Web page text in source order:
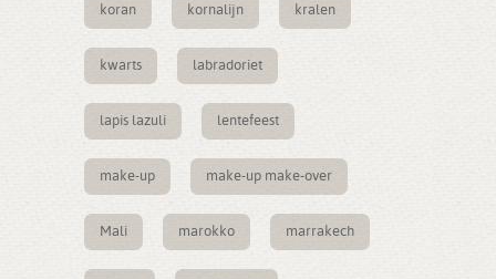
koran kornalijn kralen
kwarts labradoriet
lapis lazuli lentefeest
make-up make-up make-over
Mali marokko marrakech